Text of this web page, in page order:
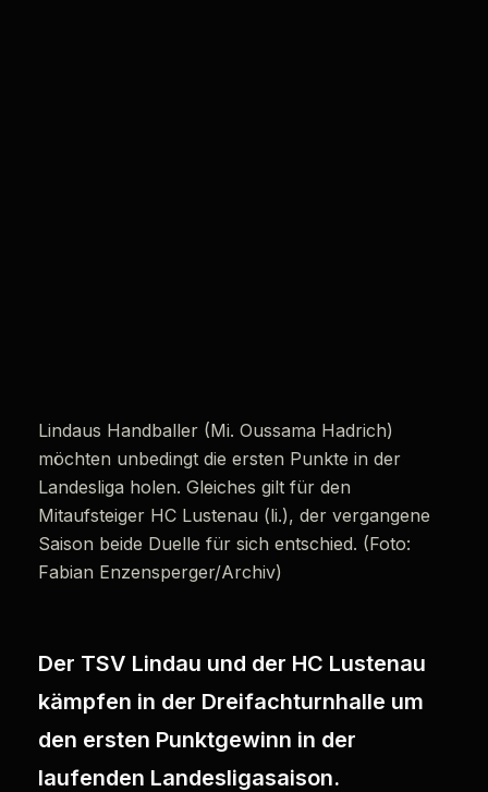
Lindaus Handballer (Mi. Oussama Hadrich)
möchten unbedingt die ersten Punkte in der
Landesliga holen. Gleiches gilt für den
Mitaufsteiger HC Lustenau (li.), der vergangene
Saison beide Duelle für sich entschied. (Foto:
Fabian Enzensperger/Archiv)
Der TSV Lindau und der HC Lustenau
kämpfen in der Dreifachturnhalle um
den ersten Punktgewinn in der
laufenden Landesligasaison.